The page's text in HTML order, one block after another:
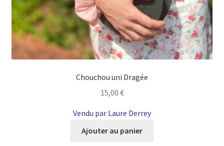
Chouchou uni Dragée
15,00 €
Vendu par Laure Derrey
Ajouter au panier